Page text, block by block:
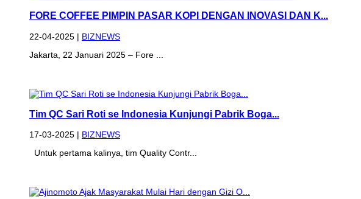
FORE COFFEE PIMPIN PASAR KOPI DENGAN INOVASI DAN K...
22-04-2025 | BIZNEWS
Jakarta, 22 Januari 2025 – Fore ...
Tim QC Sari Roti se Indonesia Kunjungi Pabrik Boga...
17-03-2025 | BIZNEWS
Untuk pertama kalinya, tim Quality Contr...